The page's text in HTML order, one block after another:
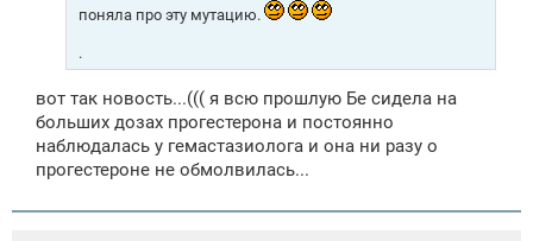
поняла про эту мутацию.
.
вот так новость...((( я всю прошлую Бе сидела на
больших дозах прогестерона и постоянно
наблюдалась у гемастазиолога и она ни разу о
прогестероне не обмолвилась...